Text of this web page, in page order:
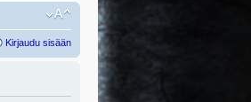
Kirjaudu sisään